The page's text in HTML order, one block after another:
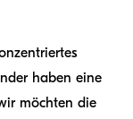
haben eine
möchten die